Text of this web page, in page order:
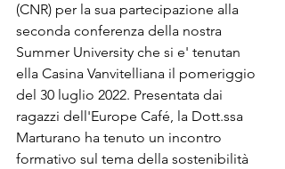
(CNR) per la sua partecipazione alla
seconda conferenza della nostra
Summer University che si e' tenutan
ella Casina Vanvitelliana il pomeriggio
del 30 luglio 2022. Presentata dai
ragazzi dell'Europe Café, la Dott.ssa
Marturano ha tenuto un incontro
formativo sul tema della sostenibilità